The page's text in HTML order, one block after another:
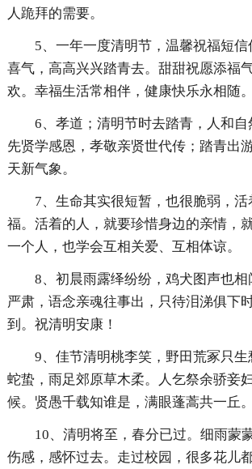
人跪拜的需要。
5、一年一度清明节，温馨祝福短
喜气，高高兴兴踏青去。甜甜祝愿添福
欢。幸福生活常相伴，健康快乐永相随。
6、孝道；清明节时去踏青，人和
先贤学感恩，孝敬亲贤世代传；踏青出
天新气象。
7、生命其实很短暂，也很脆弱，
福。活着的人，就要珍惜身边的亲情，
一个人，也学会互相关爱、互相体谅。
8、初晨雨露绎纷纷，鸡犬图声也
严肃，语念亲魂往事出，只待泪涕俱下
到。祝清明安康！
9、佳节清明桃李笑，野田荒冢只
蛇蛰，雨足郊原草木柔。人乞祭余骄妾
候。贤愚千载知谁是，满眼蓬蒿共一丘。
10、清明将至，春分已过。细雨蒙
伤感，感怀过去。走过校园，很多花儿